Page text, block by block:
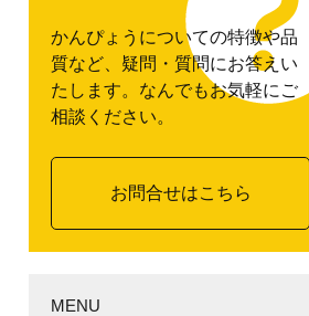
かんぴょうについての特徴や品
質など、疑問・質問にお答えい
たします。なんでもお気軽にご
相談ください。
お問合せはこちら
MENU